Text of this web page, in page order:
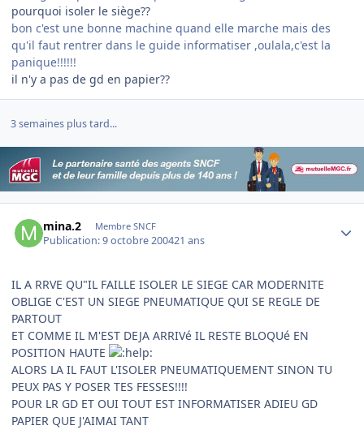
pourquoi isoler le siège??
bon c'est une bonne machine quand elle marche mais des
qu'il faut rentrer dans le guide informatiser ,oulala,c'est la
panique!!!!!!
il n'y a pas de gd en papier??
3 semaines plus tard...
mina.2 Membre SNCF
Publication:9 octobre 200421 ans
IL A RRVE QU"IL FAILLE ISOLER LE SIEGE CAR MODERNITE
OBLIGE C'EST UN SIEGE PNEUMATIQUE QUI SE REGLE DE
PARTOUT
ET COMME IL M'EST DEJA ARRIVé IL RESTE BLOQUé EN
POSITION HAUTE
ALORS LA IL FAUT L'ISOLER PNEUMATIQUEMENT SINON TU
PEUX PAS Y POSER TES FESSES!!!!
POUR LR GD ET OUI TOUT EST INFORMATISER ADIEU GD
PAPIER QUE J'AIMAI TANT